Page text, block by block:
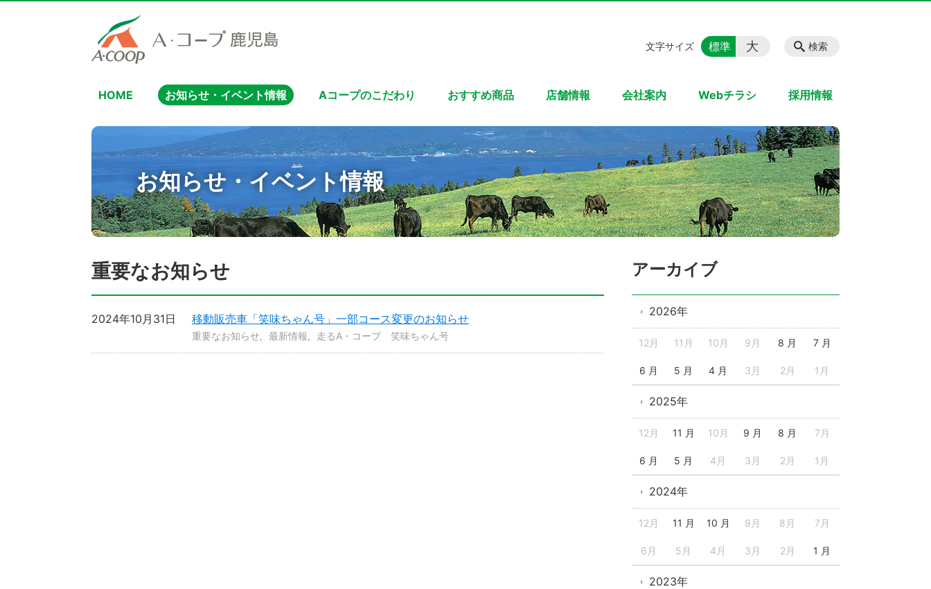
HOME お知らせ・イベント情報 Aコープのこだわり おすすめ商品 店舗情報 会社案内 Webチラシ 採用情報
検索
文字サイズ 標準 大
お知らせ・イベント情報
重要なお知らせ
移動販売車「笑味ちゃん号」一部コース変更のお知らせ
2024年10月31日
重要なお知らせ 最新情報 走るA・コープ 笑味ちゃん号
アーカイブ
2026年
12月 11月 10月 9月 8 月 7 月
6 月 5 月 4 月 3月 2月 1月
2025年
12月 11 月 10月 9 月 8 月 7月
6 月 5 月 4月 3月 2月 1月
2024年
12月 11 月 10 月 9月 8月 7月
6月 5月 4月 3月 2月 1 月
2023年